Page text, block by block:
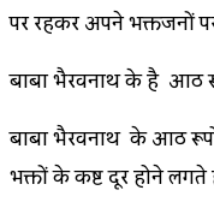
पर रहकर अपने भक्तजनों
बाबा भैरवनाथ के है आठ
बाबा भैरवनाथ के आठ
भक्तों के कष्ट दूर होने